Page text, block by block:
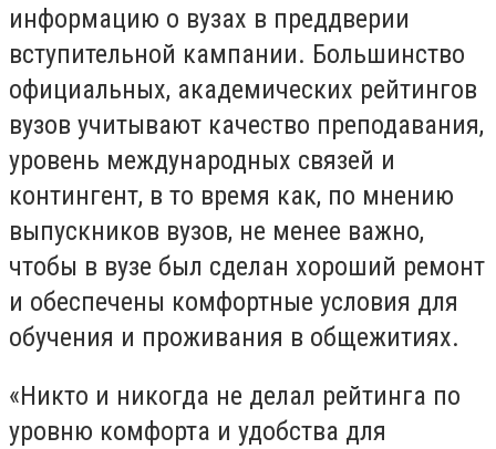
информацию о вузах в преддверии
вступительной кампании. Большинство
официальных, академических рейтингов
вузов учитывают качество преподавания,
уровень международных связей и
контингент, в то время как, по мнению
выпускников вузов, не менее важно,
чтобы в вузе был сделан хороший ремонт
и обеспечены комфортные условия для
обучения и проживания в общежитиях.
«Никто и никогда не делал рейтинга по
уровню комфорта и удобства для